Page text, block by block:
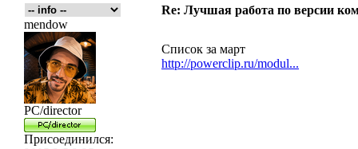
Re: Лучшая работа по версии
mendow
PC/director
Присоединился:
Список за март
http://powerclip.ru/modul...